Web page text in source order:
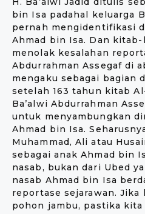
bin Isa padahal keluarga
pernah mengidentifikasi
Ahmad bin Isa. Dan
menolak kesalahan
Abdurrahman Assegaf di
mengaku sebagai bagian
setelah 163 tahun kitab
Ba’alwi Abdurrahman
untuk menyambungkan
Ahmad bin Isa.
Muhammad, Ali atau
sebagai anak Ahmad bin
nasab, bukan dari Ubed
nasab Ahmad bin Isa
reportase sejarawan.
pohon jambu, pastika